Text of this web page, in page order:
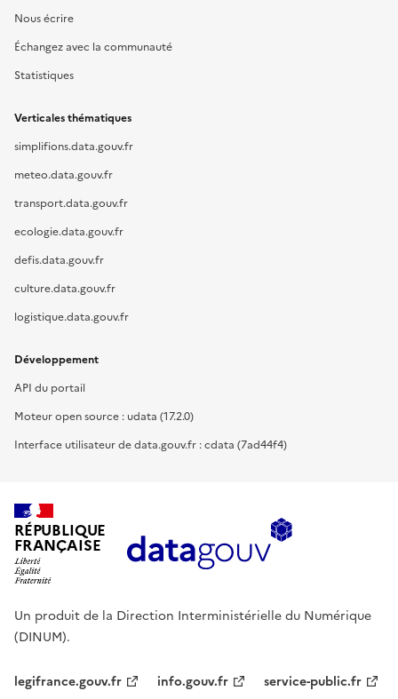
Nous écrire
Échangez avec la communauté
Statistiques
Verticales thématiques
simplifions.data.gouv.fr
meteo.data.gouv.fr
transport.data.gouv.fr
ecologie.data.gouv.fr
defis.data.gouv.fr
culture.data.gouv.fr
logistique.data.gouv.fr
Développement
API du portail
Moteur open source : udata (17.2.0)
Interface utilisateur de data.gouv.fr : cdata (7ad44f4)
RÉPUBLIQUE
FRANÇAISE
Un produit de la Direction Interministérielle du Numérique
(DINUM).
legifrance.gouv.fr info.gouv.fr service-public.fr